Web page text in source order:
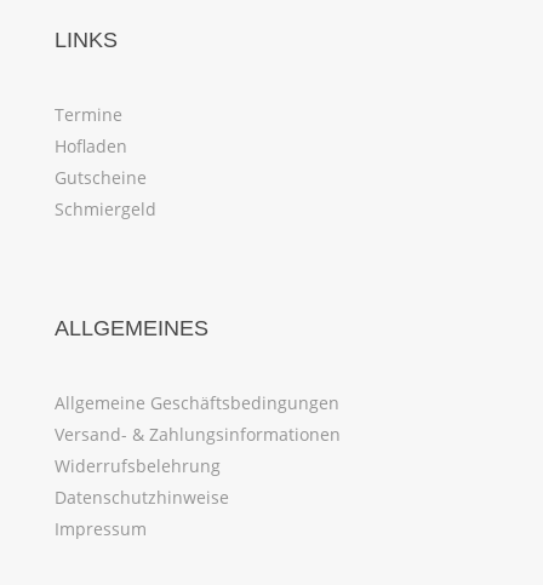
LINKS
Termine
Hofladen
Gutscheine
Schmiergeld
ALLGEMEINES
Allgemeine Geschäftsbedingungen
Versand- & Zahlungsinformationen
Widerrufsbelehrung
Datenschutzhinweise
Impressum